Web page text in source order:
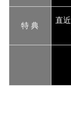
特 典
直近